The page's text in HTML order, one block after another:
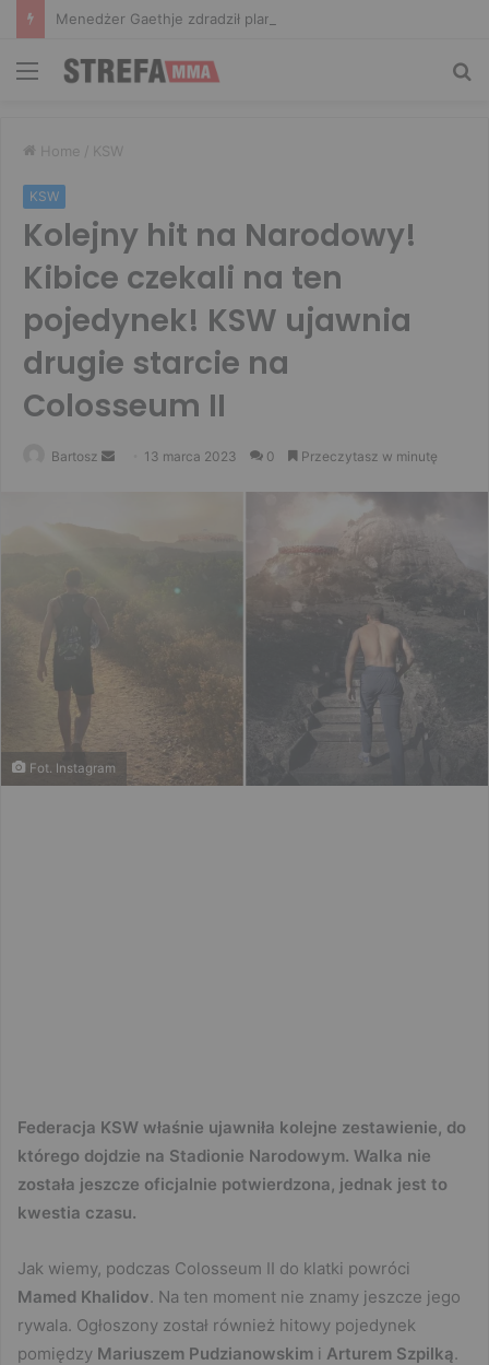
Menu
Home / KSW
KSW
Kolejny hit na Narodowy!
Kibice czekali na ten
pojedynek! KSW ujawnia
drugie starcie na
Colosseum II
Bartosz
Send 13 marca 2023 0 Przeczytasz w minutę
Fot. Instagram
Federacja KSW właśnie ujawniła kolejne zestawienie, do
którego dojdzie na Stadionie Narodowym. Walka nie
została jeszcze oficjalnie potwierdzona, jednak jest to
kwestia czasu.
Jak wiemy, podczas Colosseum II do klatki powróci
Mamed Khalidov. Na ten moment nie znamy jeszcze jego
rywala. Ogłoszony został również hitowy pojedynek
pomiędzy Mariuszem Pudzianowskim i Arturem Szpilką.